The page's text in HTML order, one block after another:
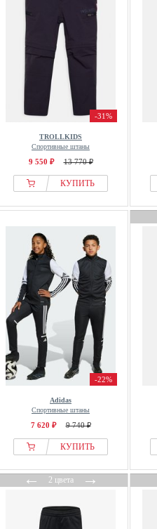
-31%
TROLLKIDS
Спортивные штаны
9 550 ₽ 13 770 ₽
КУПИТЬ
-22%
Adidas
Спортивные штаны
7 620 ₽ 9 740 ₽
КУПИТЬ
←2 цвета→